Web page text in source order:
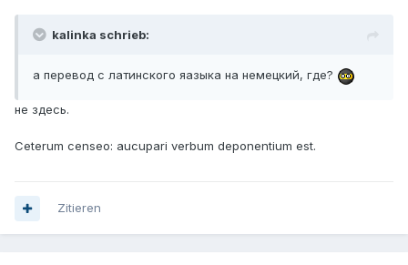
kalinka schrieb:
а перевод с латинского яазыка на немецкий, где?
не здесь.
Ceterum censeo: aucupari verbum deponentium est.
Zitieren